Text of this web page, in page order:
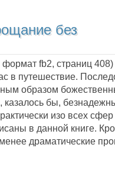
без
формат fb2, страниц 408
в путешествие.
образом
бы,
изо всех сфер
в данной книге.
драматические